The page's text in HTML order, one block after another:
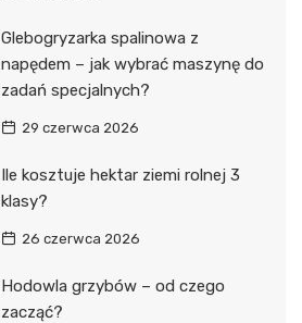
Glebogryzarka spalinowa z
napędem – jak wybrać maszynę do
zadań specjalnych?
29 czerwca 2026
Ile kosztuje hektar ziemi rolnej 3
klasy?
26 czerwca 2026
Hodowla grzybów – od czego
zacząć?